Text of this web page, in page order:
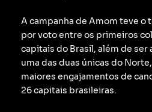
A campanha de Amom teve o
por voto entre os primeiros
capitais do Brasil, além de ser
uma das duas únicas do
maiores engajamentos de
26 capitais brasileiras.